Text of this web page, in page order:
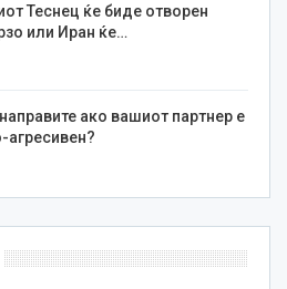
Теснец ќе биде отворен
или Иран ќе…
ако вашиот партнер е
агресивен?